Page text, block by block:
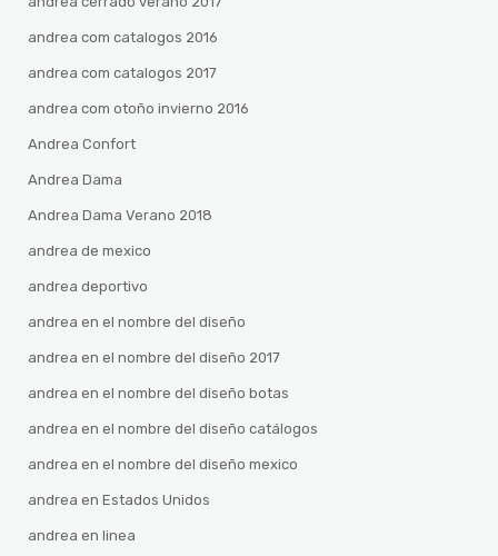
andrea com catalogos 2016
andrea com catalogos 2017
andrea com otoño invierno 2016
Andrea Confort
Andrea Dama
Andrea Dama Verano 2018
andrea de mexico
andrea deportivo
andrea en el nombre del diseño
andrea en el nombre del diseño 2017
andrea en el nombre del diseño botas
andrea en el nombre del diseño catálogos
andrea en el nombre del diseño mexico
andrea en Estados Unidos
andrea en linea